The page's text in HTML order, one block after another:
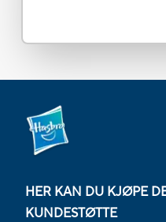
HER KAN DU KJØPE
KUNDESTØTTE